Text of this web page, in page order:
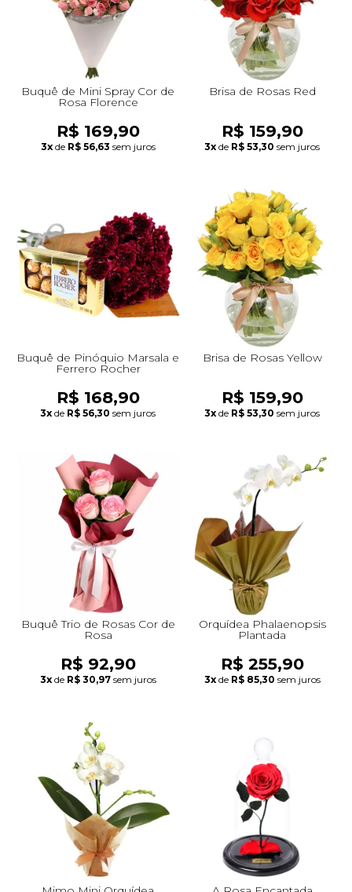
Buquê de Mini Spray Cor de
Rosa Florence
R$ 169,90
3x de R$ 56,63 sem juros
Brisa de Rosas Red
R$ 159,90
3x de R$ 53,30 sem juros
Buquê de Pinóquio Marsala e
Ferrero Rocher
R$ 168,90
3x de R$ 56,30 sem juros
Brisa de Rosas Yellow
R$ 159,90
3x de R$ 53,30 sem juros
Buquê Trio de Rosas Cor de
Rosa
R$ 92,90
3x de R$ 30,97 sem juros
Orquídea Phalaenopsis
Plantada
R$ 255,90
3x de R$ 85,30 sem juros